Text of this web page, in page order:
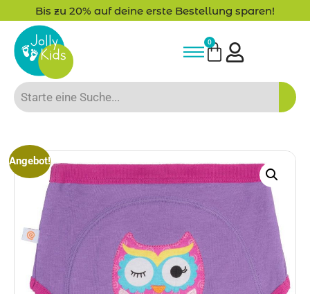
Bis zu 20% auf deine erste Bestellung sparen!
0
Angebot!